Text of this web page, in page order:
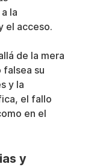
la
el acceso.
de la mera
falsea su
y la
el fallo
en el
y